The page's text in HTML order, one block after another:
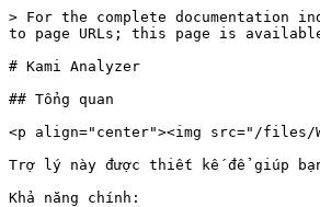
> For the complete documentation
to page URLs; this page is
# Kami Analyzer
## Tổng quan
<p align="center"><img src="/files/
Trợ lý này được thiết kế để giúp
Khả năng chính: